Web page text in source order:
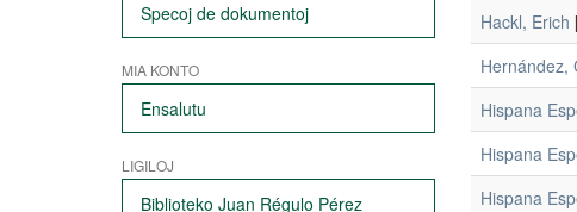
Specoj de dokumentoj
MIA KONTO
Ensalutu
LIGILOJ
Biblioteko Juan Régulo Pérez
Hackl, Erich
Hernández,
Hispana
Hispana
Hispana